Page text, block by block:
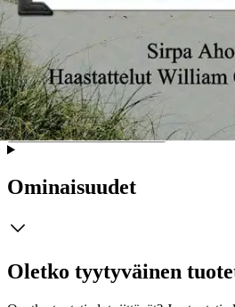
tutkimuksena. Tämän kirjan tarinat
esivanhempiemme uurastukseen ja
siirtolaisten sisukkuuteen. Jo sata vuotta
on paratiisi lomanviettäjille mutta
on omistettu niille Floridaa raivanneille
vähän enää muistetaan.
Näytä lisää tuotekuvausta
Ominaisuudet
Oletko tyytyväinen